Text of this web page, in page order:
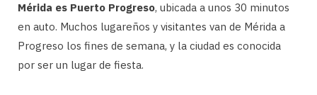
Mérida es Puerto Progreso, ubicada a unos 30 minutos
en auto. Muchos lugareños y visitantes van de Mérida a
Progreso los fines de semana, y la ciudad es conocida
por ser un lugar de fiesta.